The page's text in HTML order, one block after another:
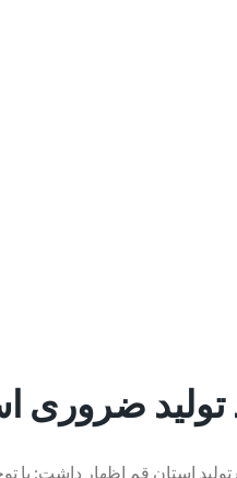
ضروری
استان قم اظهار داشت: با